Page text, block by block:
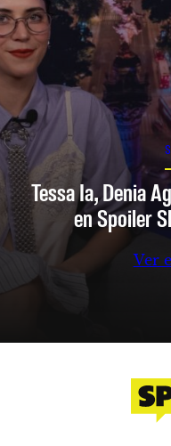
Tessa Ia, Denia
en Spoiler
Ver